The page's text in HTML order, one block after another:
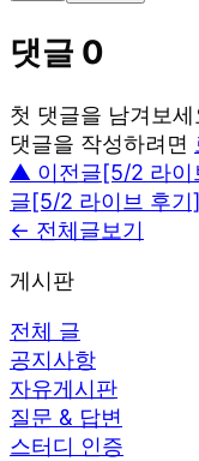
댓글 0
첫 댓글을 남겨보세
댓글을 작성하려면
▲ 이전글[5/2 라
글[5/2 라이브
← 전체글보기
게시판
전체 글
공지사항
자유게시판
질문 & 답변
스터디 인증